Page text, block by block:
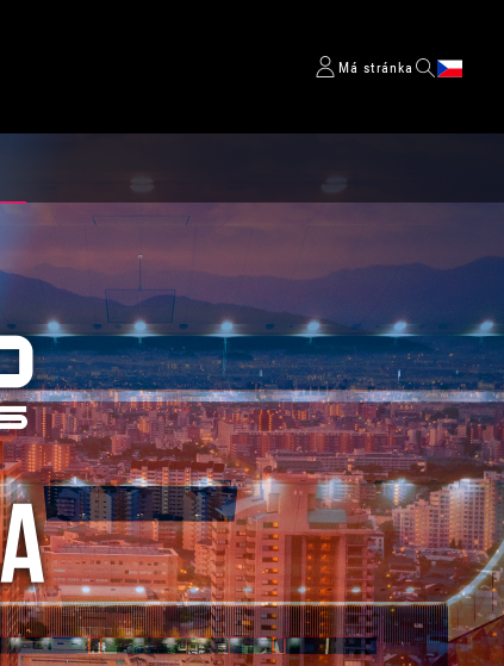
Má stránka